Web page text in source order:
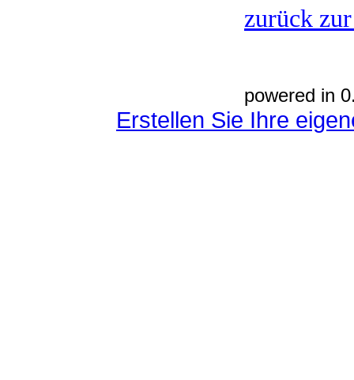
zurück
powered in
Erstellen Sie Ihre